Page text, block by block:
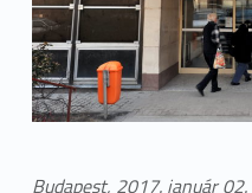
Budapest, 2017. január 02.